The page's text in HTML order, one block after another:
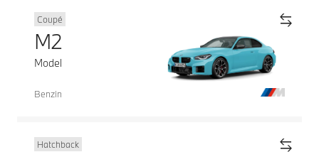
Coupé
M2
Model
Benzin
Hatchback